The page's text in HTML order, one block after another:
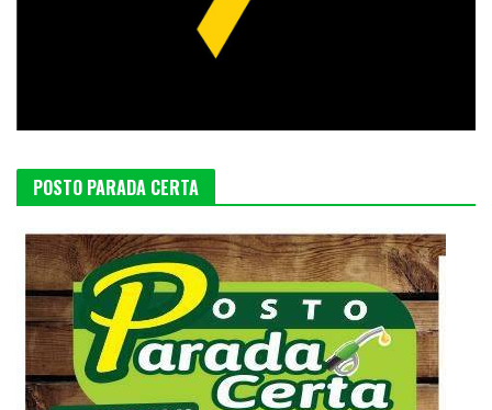
POSTO PARADA CERTA